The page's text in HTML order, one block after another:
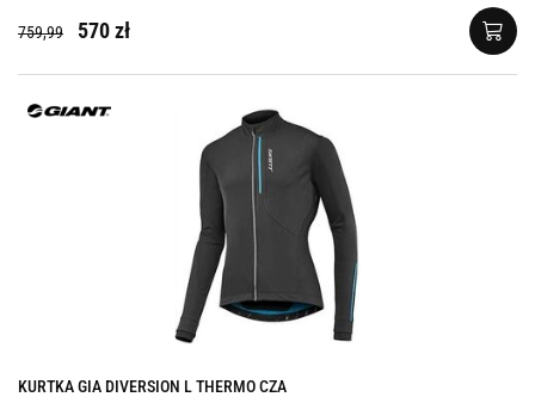
759,99 570 zł
KURTKA GIA DIVERSION L THERMO CZA